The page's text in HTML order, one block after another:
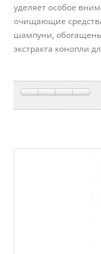
уделяет особое
очищающие
шампуни,
экстракта конопли